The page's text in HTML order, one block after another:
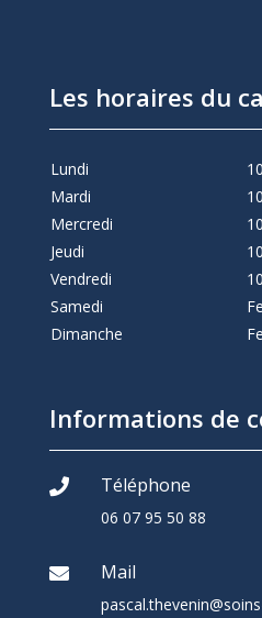
Les horaires du
Lundi
Mardi
Mercredi
Jeudi
Vendredi
Samedi
Dimanche
Informations de
 Téléphone
06 07 95 50 88
 Mail